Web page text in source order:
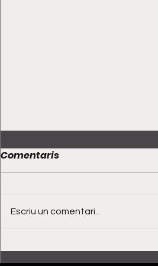
Rosalía no actuarà a la
Comentaris
Escriu un comentari...